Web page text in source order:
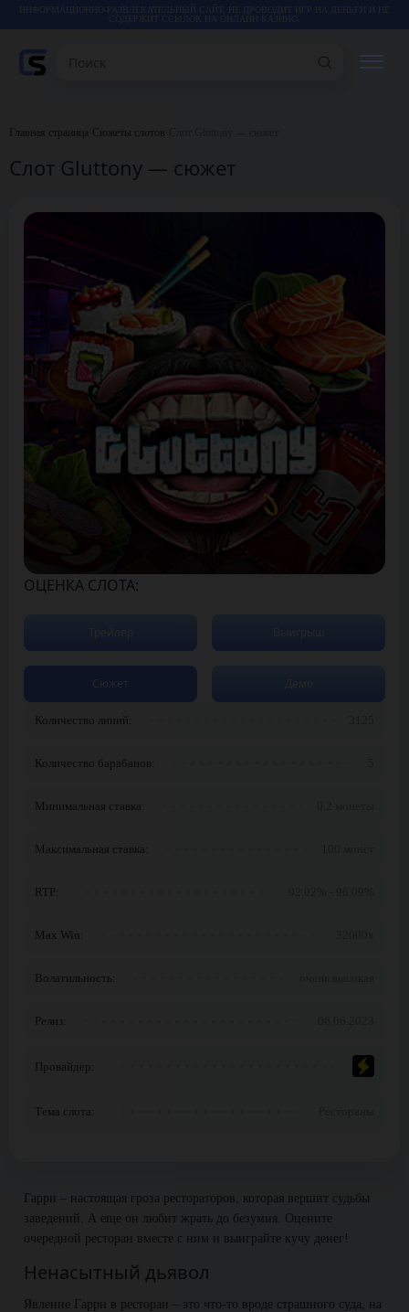
СОДЕРЖИТ ССЫЛОК НА ОНЛАЙН КАЗИНО.
КАЗИНО
СТАТЬИ
ВИДЕО
Главная страница Сюжеты слотов
Слот Gluttony — сюжет
ОЦЕНКА СЛОТА:
Количество линий:
Количество барабанов:
Минимальная ставка:
Максимальная ставка:
RTP:
Max Win:
Волатильность:
Релиз:
Провайдер:
Тема слота:
Сюжет
Гарри – настоящая гроза рестораторов, которая вершит судьбы
заведений. А еще он любит жрать до безумия. Оцените
очередной ресторан вместе с ним и выиграйте кучу денег!
Ненасытный дьявол
Явление Гарри в ресторан – это что-то вроде страшного суда, на